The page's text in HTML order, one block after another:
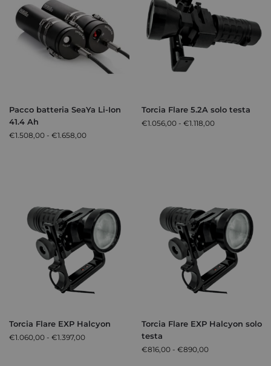
Pacco batteria SeaYa Li-Ion
41.4 Ah
€1.508,00 - €1.658,00
Torcia Flare 5.2A solo testa
€1.056,00 - €1.118,00
Torcia Flare EXP Halcyon
€1.060,00 - €1.397,00
Torcia Flare EXP Halcyon solo
testa
€816,00 - €890,00